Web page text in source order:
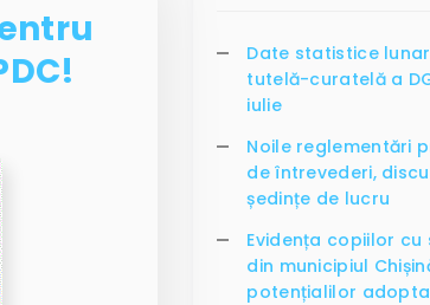
Date statistice
tutelă-curatelă a
iulie
Noile reglementări
de întrevederi,
ședințe de lucru
Evidența copiilor
din municipiul
potențialilor